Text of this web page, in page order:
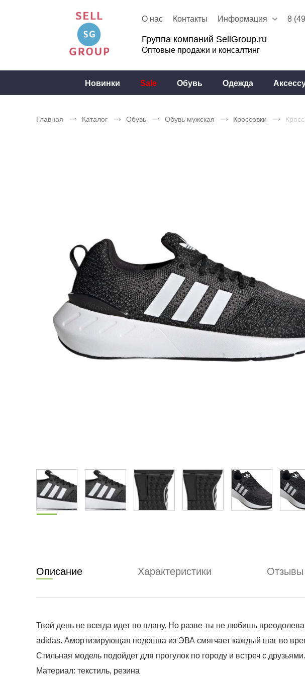
О нас Контакты Информация 8
Группа компаний SellGroup.ru
Оптовые продажи и консалтинг
Новинки Sale Обувь Одежда
Главная Каталог Обувь Обувь мужская Кроссовки
Описание Характеристики Отзывы
Твой день не всегда идет по плану. Но разве ты не любишь
adidas. Амортизирующая подошва из ЭВА смягчает каждый шаг во
Стильная модель подойдет для прогулок по городу и встреч с друзьями.
Материал: текстиль, резина